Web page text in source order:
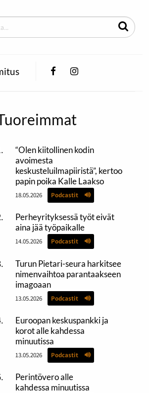
FacebookInstagram
“Olen kiitollinen kodin
avoimesta
keskusteluilmapiiristä”, kertoo
papin poika Kalle Laakso
18.05.2026 Podcastit
Perheyrityksessä työt eivät
aina jää työpaikalle
14.05.2026 Podcastit
Turun Pietari-seura harkitsee
nimenvaihtoa parantaakseen
imagoaan
13.05.2026 Podcastit
Euroopan keskuspankki ja
korot alle kahdessa
minuutissa
13.05.2026 Podcastit
Perintövero alle
kahdessa minuutissa